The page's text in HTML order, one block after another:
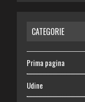
CATEGORIE
Prima pagina
Udine